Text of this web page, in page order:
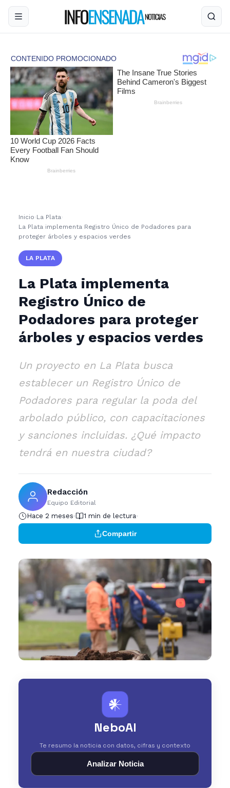
Inicio ›La Plata›
La Plata implementa Registro Único de Podadores para
proteger árboles y espacios verdes
LA PLATA
La Plata implementa
Registro Único de
Podadores para proteger
árboles y espacios verdes
Un proyecto en La Plata busca
establecer un Registro Único de
Podadores para regular la poda del
arbolado público, con capacitaciones
y sanciones incluidas. ¿Qué impacto
tendrá en nuestra ciudad?
Redacción
Equipo Editorial
Hace 2 meses 1 min de lectura
Compartir
𒀭
NeboAI
Te resumo la noticia con datos, cifras y contexto
Analizar Noticia